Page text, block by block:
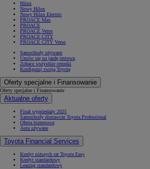
Hilux
Nowy Hilux
Nowy Hilux Electric
PROACE Max
PROACE
PROACE Verso
PROACE CITY
PROACE CITY Verso
Samochody używane
Umów się na jazdę testową
Zobacz wszystkie cenniki
Konfiguruj swoją Toyotę
Oferty specjalne i Finansowanie
Oferty specjalne i Finansowanie
Aktualne oferty
Finał wyprzedaży 2025
Samochody dostawcze Toyota Professional
Oferta biznesowa
Auta używane
Toyota Financial Services
Kredyt niższych rat Toyota Easy
Kredyt standardowy
Leasing standardowy